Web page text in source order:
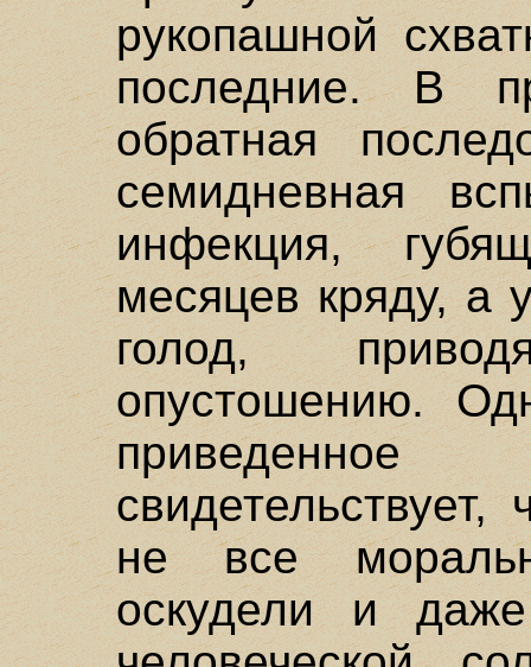
рукопашной
последние. В
обратная
семидневная
инфекция,
месяцев кряду, а
голод,
опустошению.
не все
оскудели и даже